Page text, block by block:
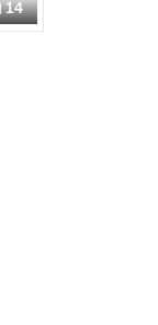
14